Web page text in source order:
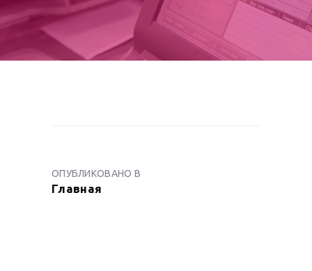
ПО
ЗАПИСЯМ
ОПУБЛИКОВАНО В
Главная